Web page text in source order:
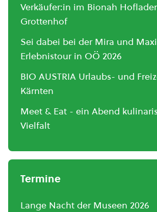
Verkäufer:in im Bionah
Grottenhof
Sei dabei bei der Mira und
Erlebnistour in OÖ 2026
BIO AUSTRIA Urlaubs- und
Kärnten
Meet & Eat - ein Abend
Vielfalt
Termine
Lange Nacht der Museen 2026